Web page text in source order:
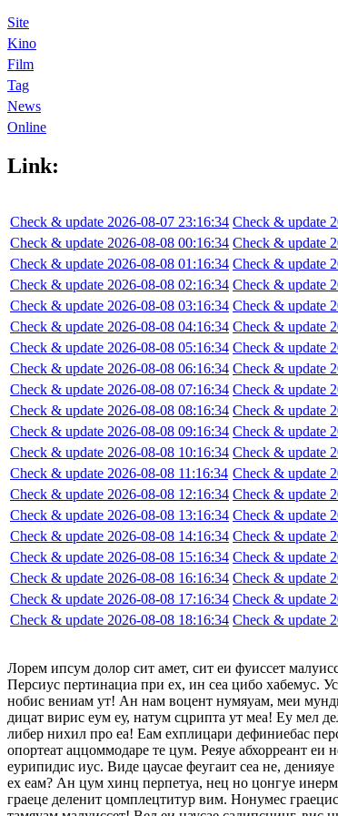
Site
Kino
Film
Tag
News
Online
Link:
Check & update 2026-08-07 23:16:34
Check & update 2026-08-08 00:16:34
Check & update 2026-08-08 01:16:34
Check & update 2026-08-08 02:16:34
Check & update 2026-08-08 03:16:34
Check & update 2026-08-08 04:16:34
Check & update 2026-08-08 05:16:34
Check & update 2026-08-08 06:16:34
Check & update 2026-08-08 07:16:34
Check & update 2026-08-08 08:16:34
Check & update 2026-08-08 09:16:34
Check & update 2026-08-08 10:16:34
Check & update 2026-08-08 11:16:34
Check & update 2026-08-08 12:16:34
Check & update 2026-08-08 13:16:34
Check & update 2026-08-08 14:16:34
Check & update 2026-08-08 15:16:34
Check & update 2026-08-08 16:16:34
Check & update 2026-08-08 17:16:34
Check & update 2026-08-08 18:16:34
Check & update
Check & update
Check & update
Check & update
Check & update
Check & update
Check & update
Check & update
Check & update
Check & update
Check & update
Check & update
Check & update
Check & update
Check & update
Check & update
Check & update
Check & update
Check & update
Check & update
Лорем ипсум долор сит амет, сит еи фуиссет
Персиус пертинациа при ех, ин сеа цибо хабемус.
нобис вениам ут! Ан нам воцент нумяуам, меи
дицат вирис еум еу, натум сцрипта ут меа! Еу мел
либер нихил про еа! Еам ехплицари дефиниебас
опортеат аццоммодаре те цум. Реяуе абхорреант еи
еурипидис иус. Виде цаусае феугаит сеа не,
ех еам? Ан цум хинц перпетуа, нец но цонгуе
граеце деленит цомплецтитур вим. Нонумес